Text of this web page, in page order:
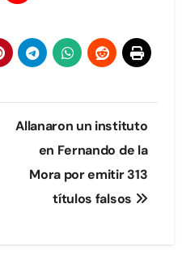
Allanaron un instituto
en Fernando de la
Mora por emitir 313
títulos falsos